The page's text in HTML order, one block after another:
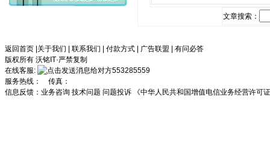
文章搜索：
返回首页 关于我们 联系我们 付款方式 广告联盟
有问必答
版权所有 沃铭IT·严禁复制
在线客服:
553285559
服务热线： 传真：
信息反馈： 业务咨询 技术问题 问题投诉 《中华人民共和国增值电信业务经营许可